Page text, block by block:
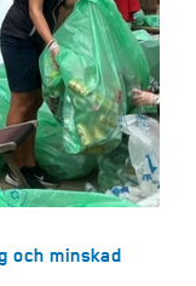
och minskad